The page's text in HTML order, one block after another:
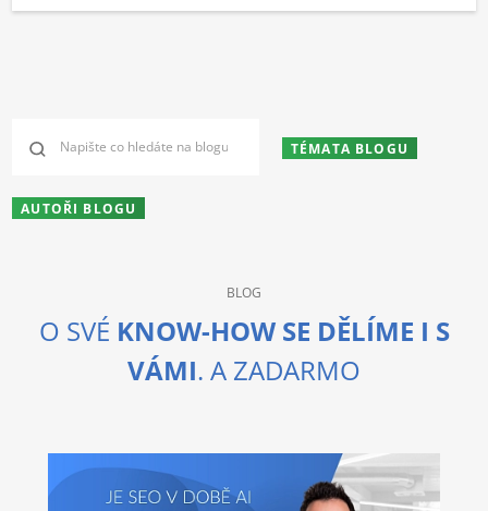
TÉMATA BLOGU
AUTOŘI BLOGU
BLOG
O SVÉ KNOW-HOW SE DĚLÍME I S
VÁMI. A ZADARMO